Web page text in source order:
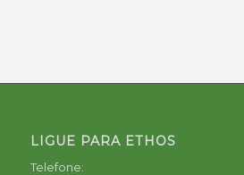
LIGUE PARA ETHOS
Telefone: